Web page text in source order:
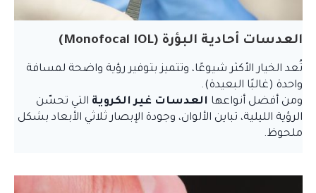
العدسات أحادية البؤرة (Monofocal IOL)
تُعد الخيار الأكثر شيوعًا، وتتميز بتوفير رؤية واضحة لمسافة
واحدة (غالبًا البعيدة).
ومن أفضل أنواعها العدسات غير الكروية التي تحسّن
الرؤية الليلية، تباين الألوان، وجودة الإبصار ثلاثي الأبعاد بشكل
ملحوظ.